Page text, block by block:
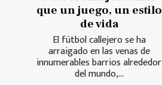
que un juego, un estilo
de vida
El fútbol callejero se ha
arraigado en las venas de
innumerables barrios alrededor
del mundo,...